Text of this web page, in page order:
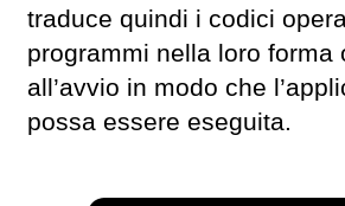
traduce quindi i codici
programmi nella loro forma
all’avvio in modo che
possa essere eseguita.